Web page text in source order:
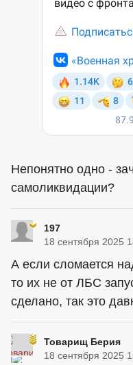
Непонятно одно -
самоликвидации?
197
18 сентября 2025
А если сломается
то их не от ЛБС
сделано, так это
Товарищ Берия
18 сентября 2025